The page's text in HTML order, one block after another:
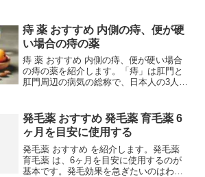
存在していますが、バランスが崩れると
感染症を引き起こしま...
痔 薬 おすすめ 内側の痔、便が硬
い場合の痔の薬
痔 薬 おすすめ 内側の痔、便が硬い場合
の痔の薬を紹介します。「痔」は肛門と
肛門周辺の病気の総称で、日本人の3人に
うデータもあります。痔 薬 おすすめ 内
側の痔には注入...
発毛薬 おすすめ 発毛薬 育毛薬 6
ヶ月を目安に使用する
発毛薬 おすすめ を紹介します。発毛薬
育毛薬 は、6ヶ月を目安に使用するのが
基本です。発毛効果を急ぎたいのはわか